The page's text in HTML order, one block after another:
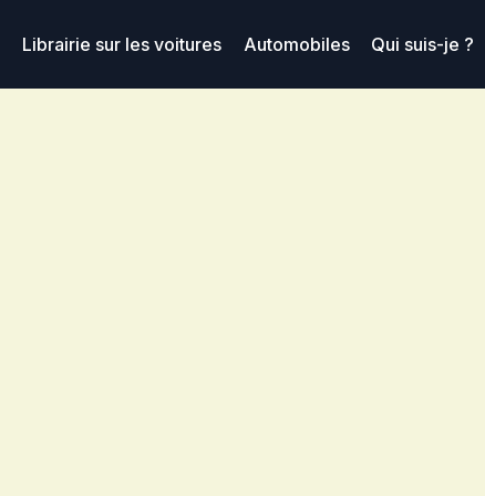
Librairie sur les voitures Automobiles Qui suis-je ?